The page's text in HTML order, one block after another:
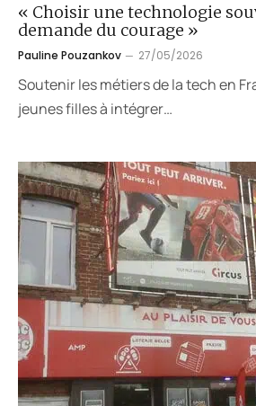
« Choisir une technologie
demande du courage »
Pauline Pouzankov 27/05/2026
Soutenir les métiers de la tech en
jeunes filles à intégrer…